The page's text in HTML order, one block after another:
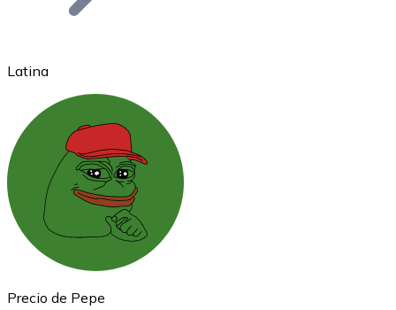
Ethereum
ETH
Latina
Precio de Pepe